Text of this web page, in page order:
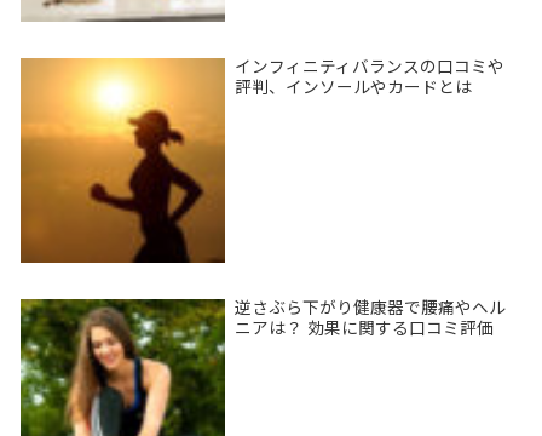
インフィニティバランスの口コミや
評判、インソールやカードとは
逆さぶら下がり健康器で腰痛やヘル
ニアは？ 効果に関する口コミ評価